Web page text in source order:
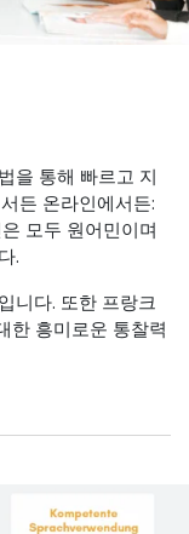
을 통해 빠르고 지
든 온라인에서든:
모두 원어민이며
.
니다. 또한 프랑크
한 흥미로운 통찰력